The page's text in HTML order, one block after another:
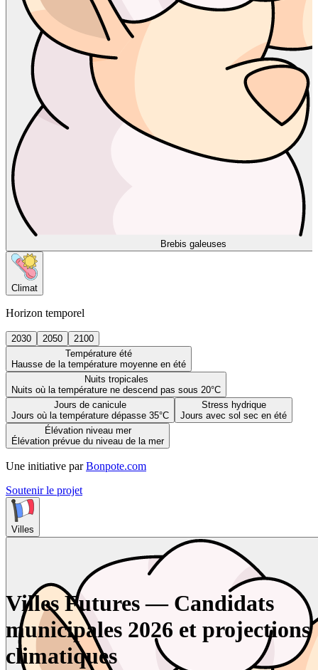
Brebis galeuses
Climat
Horizon temporel
2030 2050
2100
Température été
Hausse de la température moyenne en été
Nuits tropicales
Nuits où la température ne descend pas sous 20°C
Jours de canicule
Jours où la température dépasse 35°C
Stress hydrique
Jours avec sol sec en été
Élévation niveau mer
Élévation prévue du niveau de la mer
Une initiative par Bonpote.com
Soutenir le projet
Villes
Villes Futures — Candidats
municipales 2026 et projections
climatiques